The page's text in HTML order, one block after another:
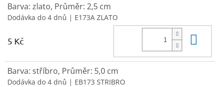
Barva: zlato, Průměr: 2,5 cm
Dodávka do 4 dnů | E173A ZLATO
5 Kč
Barva: stříbro, Průměr: 5,0 cm
Dodávka do 4 dnů | EB173 STRIBRO